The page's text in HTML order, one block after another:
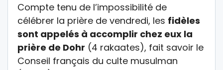
Compte tenu de l’impossibilité de
célébrer la prière de vendredi, les fidèles
sont appelés à accomplir chez eux la
prière de Dohr (4 rakaates), fait savoir le
Conseil français du culte musulman